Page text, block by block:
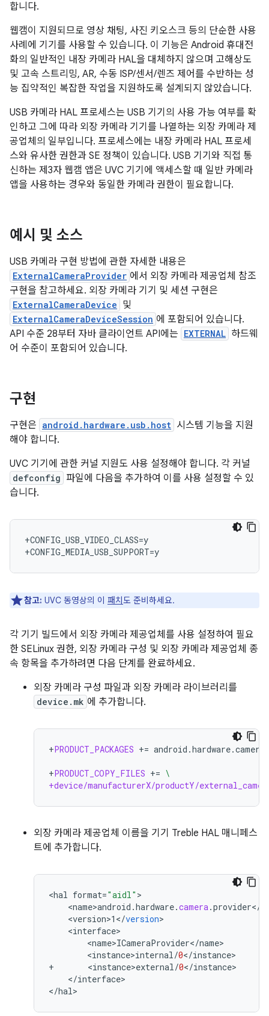
합니다.
웹캠이 지원되므로 영상 채팅, 사진 키오스크 등의 단순한 사용
사례에 기기를 사용할 수 있습니다. 이 기능은 Android 휴대전
화의 일반적인 내장 카메라 HAL을 대체하지 않으며 고해상도
및 고속 스트리밍, AR, 수동 ISP/센서/렌즈 제어를 수반하는 성
능 집약적인 복잡한 작업을 지원하도록 설계되지 않았습니다.
USB 카메라 HAL 프로세스는 USB 기기의 사용 가능 여부를 확
인하고 그에 따라 외장 카메라 기기를 나열하는 외장 카메라 제
공업체의 일부입니다. 프로세스에는 내장 카메라 HAL 프로세
스와 유사한 권한과 SE 정책이 있습니다. USB 기기와 직접 통
신하는 제3자 웹캠 앱은 UVC 기기에 액세스할 때 일반 카메라
앱을 사용하는 경우와 동일한 카메라 권한이 필요합니다.
예시 및 소스
USB 카메라 구현 방법에 관한 자세한 내용은
ExternalCameraProvider 에서 외장 카메라 제공업체 참조
구현을 참고하세요. 외장 카메라 기기 및 세션 구현은
ExternalCameraDevice 및
ExternalCameraDeviceSession 에 포함되어 있습니다.
API 수준 28부터 자바 클라이언트 API에는 EXTERNAL 하드웨
어 수준이 포함되어 있습니다.
구현
구현은 android.hardware.usb.host 시스템 기능을 지원
해야 합니다.
UVC 기기에 관한 커널 지원도 사용 설정해야 합니다. 각 커널
defconfig 파일에 다음을 추가하여 이를 사용 설정할 수 있
습니다.
+CONFIG_USB_VIDEO_CLASS=y
참고: UVC 동영상의 이 패치도 준비하세요.
각 기기 빌드에서 외장 카메라 제공업체를 사용 설정하여 필요
한 SELinux 권한, 외장 카메라 구성 및 외장 카메라 제공업체 종
속 항목을 추가하려면 다음 단계를 완료하세요.
외장 카메라 구성 파일과 외장 카메라 라이브러리를
device.mk 에 추가합니다.
+PRODUCT_PACKAGES +=
+PRODUCT_COPY_FILES += \
+device/manufacturerX/productY/
외장 카메라 제공업체 이름을 기기 Treble HAL 매니페스
트에 추가합니다.
<hal format="aidl"
<name>android .hardware.camera.provider</
<version>1 </version
<interface
<name>ICameraProvider</name
<instance>internal/0</instance
+
<instance>external/0</instance
</interface>
</hal